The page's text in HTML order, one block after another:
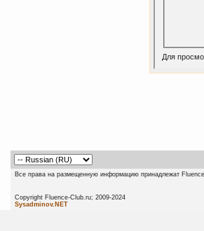
Для
Все права на размещенную информацию принадлежат
Copyright Fluence-
Sysadminov.NET